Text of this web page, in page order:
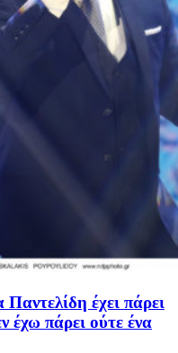
έχει πάρει
έχω πάρει ούτε ένα